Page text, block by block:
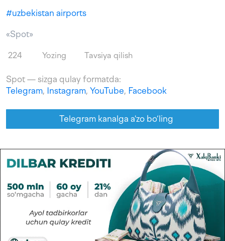
#uzbekistan airports
«Spot»
224 Yozing Tavsiya qilish
Spot — sizga qulay formatda:
Telegram, Instagram, YouTube, Facebook
Telegram kanalga a'zo bo‘ling